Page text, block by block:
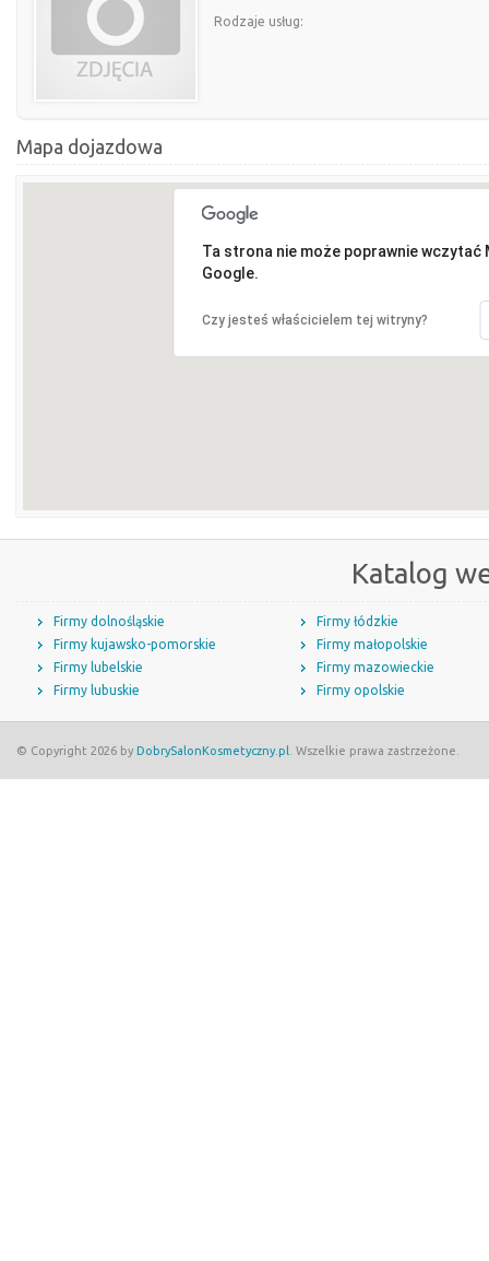
Rodzaje usług:
Mapa dojazdowa
Ta strona nie może poprawnie wczytać
Google.
Czy jesteś właścicielem tej witryny?
Katalog
Firmy dolnośląskie
Firmy kujawsko-pomorskie
Firmy lubelskie
Firmy lubuskie
Firmy łódzkie
Firmy małopolskie
Firmy mazowieckie
Firmy opolskie
© Copyright 2026 by DobrySalonKosmetyczny.pl . Wszelkie prawa zastrzeżone.